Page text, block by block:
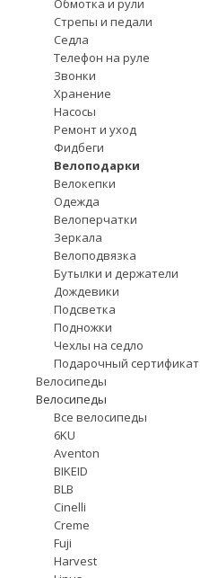
Обмотка и рули
Стрепы и педали
Седла
Телефон на руле
Звонки
Хранение
Насосы
Ремонт и уход
Фидбеги
Велоподарки
Велокепки
Одежда
Велоперчатки
Зеркала
Велоподвязка
Бутылки и держатели
Дождевики
Подсветка
Подножки
Чехлы на седло
Подарочный сертификат
Велосипеды
Велосипеды
Все велосипеды
6KU
Aventon
BIKEID
BLB
Cinelli
Creme
Fuji
Harvest